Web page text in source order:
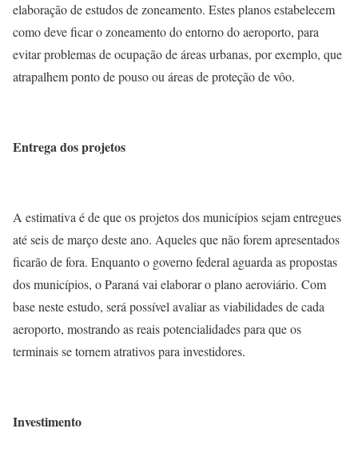
elaboração de estudos de zoneamento. Estes planos estabelecem
como deve ficar o zoneamento do entorno do aeroporto, para
evitar problemas de ocupação de áreas urbanas, por exemplo, que
atrapalhem ponto de pouso ou áreas de proteção de vôo.
Entrega dos projetos
A estimativa é de que os projetos dos municípios sejam entregues
até seis de março deste ano. Aqueles que não forem apresentados
ficarão de fora. Enquanto o governo federal aguarda as propostas
dos municípios, o Paraná vai elaborar o plano aeroviário. Com
base neste estudo, será possível avaliar as viabilidades de cada
aeroporto, mostrando as reais potencialidades para que os
terminais se tornem atrativos para investidores.
Investimento